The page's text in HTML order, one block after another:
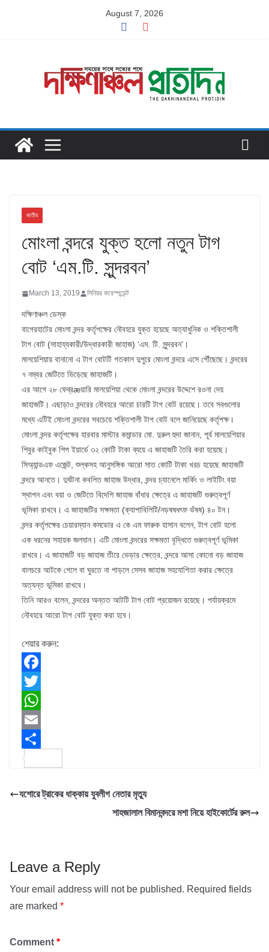
August 7, 2026
জাতীয়
মোংলা বন্দরে যুক্ত হলো নতুন টাগ
বোট ‘এম.টি. সুন্দরবন’
March 13, 2019 সিনিয়র করেস্পন্ডেন্ট
দক্ষিণাঞ্চল ডেস্ক
বাগেরহাটের মোংলা বন্দর কর্তৃপক্ষের নৌবহরে যুক্ত হয়েছে অত্যাধুনিক ও শক্তিশালী
টাগ বোট (সাহায্যকারী/উদ্ধারকারী জাহাজ) ‘এম. টি. সুন্দরবন’।
মালয়েশিয়ায় বানানো এ টাগ বোটটি গতকাল দুপুরে মোংলা বন্দরে এসে পৌঁছেছে। বন্দরের
৭ নম্বর জেটিতে ভিড়েছে জাহাজটি।
এর আগে ২৮ ফেব্রæয়ারি মালয়েশিয়া থেকে মোংলা বন্দরের উদ্দেশে রওনা দেয়
জাহাজটি। এছাড়াও বন্দরের নৌবহরে আরো চারটি টাগ বোট রয়েছে। তবে সবগুলোর
মধ্যে এটিই মোংলা বন্দরের সবচেয়ে শক্তিশালী টাগ বোট বলে জানিয়েছে কর্তৃপক্ষ।
মোংলা বন্দর কর্তৃপক্ষের হারবার মাস্টার কমান্ডার মো. দুরুল হুদা জানান, পূর্ব মালয়েশিয়ার
শিবুর কাইবুক শিপ ইয়ার্ডে ৩২ কোটি টাকা ব্যয়ে এ জাহাজটি তৈরি করা হয়েছে।
সিঅ্যান্ডএফ এজেন্ট, শুল্কসহ আনুসঙ্গিক আরো সাত কোটি টাকা খরচ হয়েছে জাহাজটি
বন্দরে আনতে। দুর্ঘটনা কবলিত জাহাজ উদ্ধার, বন্দর চ্যানেলে মার্কিং ও লাইটিং বয়া
স্থাপন এবং বয়া ও জেটিতে বিদেশি জাহাজ বাঁধার ক্ষেত্রে এ জাহাজটি গুরুত্বপূর্ণ
ভূমিকা রাখবে। এ জাহাজটির সক্ষমতা (ক্যাপাবিলিটি/নড়ষষধৎফ ভঁষষ) ৪০ টন।
বন্দর কর্তৃপক্ষের চেয়ারম্যান কমডোর এ কে এম ফারুক হাসান বলেন, টাগ বোট হলো
এক ধরনের সহায়ক জলযান। এটি মোংলা বন্দরের সক্ষমতা বৃদ্ধিতে গুরুত্বপূর্ণ ভূমিকা
রাখবে। এ জাহাজটি বড় জাহাজ তীরে ভেড়ার ক্ষেত্রে, বন্দরে আসা কোনো বড় জাহাজ
বালচরে আটকে গেলে বা ঘুরতে না পাড়লে সেসব জাহাজ সহযোগিতা করার ক্ষেত্রে
অত্যন্ত ভূমিকা রাখবে।
তিনি আরও বলেন, বন্দরের অন্তত আটটি টাগ বোট প্রয়োজন রয়েছে। পর্যায়ক্রমে
নৌবহরে আরো টাগ বোট যুক্ত করা হবে।
শেয়ার করুন:
F
a
c
e
b
o
T
w
t
e
W
h
a
s
E
m
i
a
যশোরে ট্রাকের ধাক্কায় যুবলীগ নেতার মৃত্যু
শাহজালাল বিমানবন্দরে মশা নিয়ে হাইকোর্টের রুল
Leave a Reply
Your email address will not be published. Required fields
are marked *
Comment *